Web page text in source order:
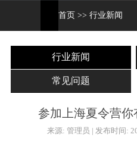
首页 >> 行业新闻
行业新闻
常见问题
参加上海夏令营你
来源: 管理员 | 发布时间: